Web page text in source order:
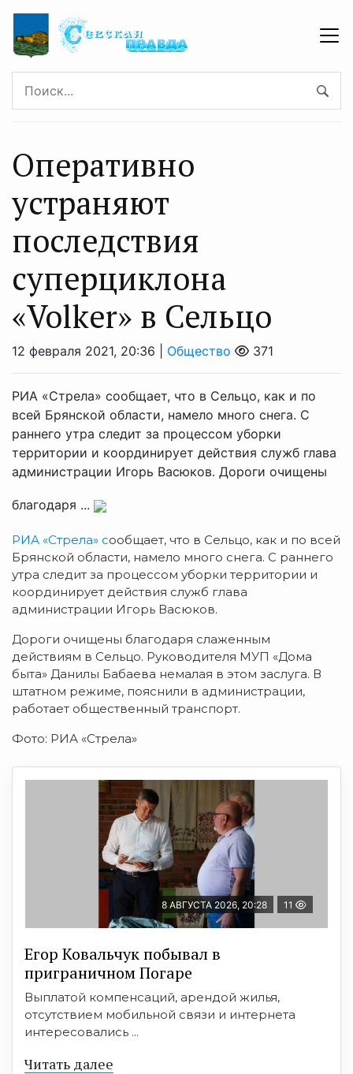
Оперативно
устраняют
последствия
суперциклона
«Volker» в Сельцо
12 февраля 2021, 20:36 | Общество 371
РИА «Стрела» сообщает, что в Сельцо, как и по
всей Брянской области, намело много снега. С
раннего утра следит за процессом уборки
территории и координирует действия служб глава
администрации Игорь Васюков. Дороги очищены
благодаря ...
РИА «Стрела» сообщает, что в Сельцо, как и по всей
Брянской области, намело много снега. С раннего
утра следит за процессом уборки территории и
координирует действия служб глава
администрации Игорь Васюков.
Дороги очищены благодаря слаженным
действиям в Сельцо. Руководителя МУП «Дома
быта» Данилы Бабаева немалая в этом заслуга. В
штатном режиме, пояснили в администрации,
работает общественный транспорт.
Фото: РИА «Стрела»
8 АВГУСТА 2026, 20:28 11
Егор Ковальчук побывал в
приграничном Погаре
Выплатой компенсаций, арендой жилья,
отсутствием мобильной связи и интернета
интересовались ...
Читать далее